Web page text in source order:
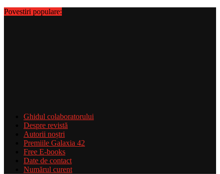
Povestiri populare:
Ghidul colaboratorului
Despre revistă
Autorii noștri
Premiile Galaxia 42
Free E-books
Date de contact
Numărul curent